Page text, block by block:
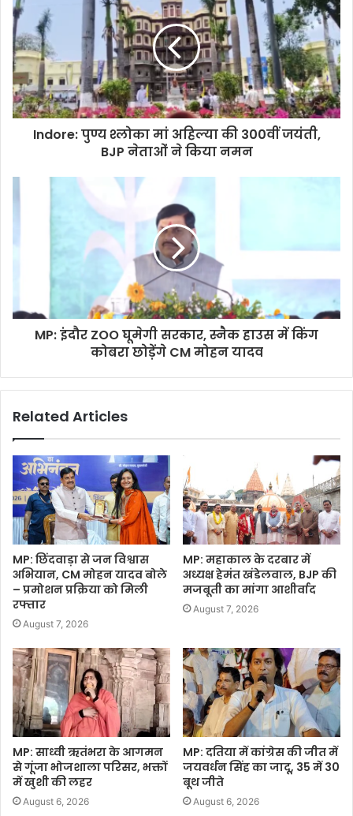
Indore: पुण्य श्लोका मां अहिल्या की 300वीं जयंती,
BJP नेताओं ने किया नमन
MP: इंदौर ZOO घूमेगी सरकार, स्नैक हाउस में किंग
कोबरा छोड़ेंगे CM मोहन यादव
Related Articles
MP: छिंदवाड़ा से जन विश्वास
अभियान, CM मोहन यादव बोले
– प्रमोशन प्रक्रिया को मिली
रफ्तार
August 7, 2026
MP: महाकाल के दरबार में
अध्यक्ष हेमंत खंडेलवाल, BJP की
मजबूती का मांगा आशीर्वाद
August 7, 2026
MP: साध्वी ऋतंभरा के आगमन
से गूंजा भोजशाला परिसर, भक्तों
में खुशी की लहर
August 6, 2026
MP: दतिया में कांग्रेस की जीत में
जयवर्धन सिंह का जादू, 35 में 30
बूथ जीते
August 6, 2026